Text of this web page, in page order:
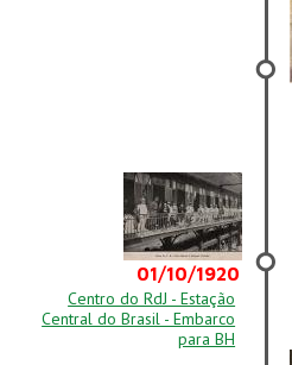
01/10/1920
Centro do RdJ - Estação
Central do Brasil - Embarco
para BH